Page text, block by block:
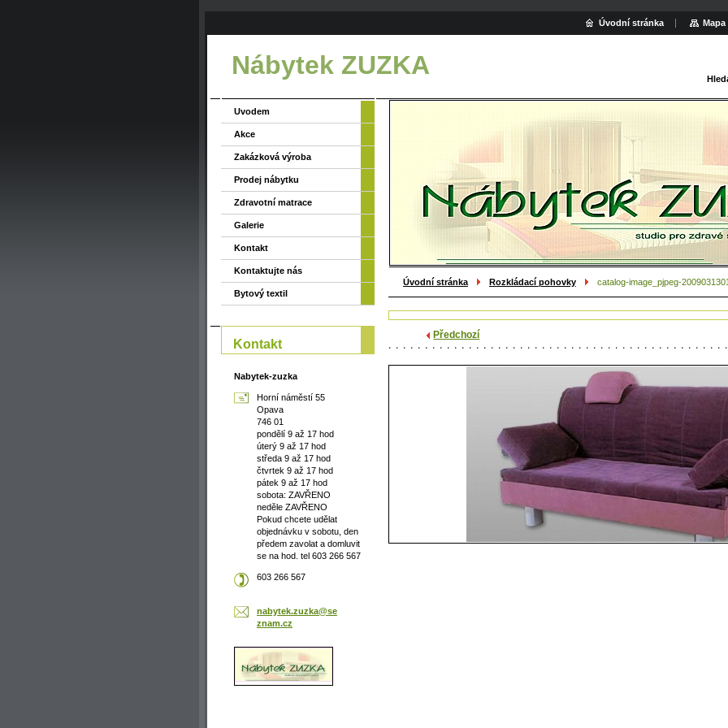
Nábytek ZUZKA
Úvodní stránka Rozkládací pohovky catalog-image_pjpeg-
Předchozí
Uvodem
Akce
Zakázková výroba
Prodej nábytku
Zdravotní matrace
Galerie
Kontakt
Kontaktujte nás
Bytový textil
Kontakt
Nabytek-zuzka
Horní náměstí 55
Opava
746 01
pondělí 9 až 17 hod
úterý 9 až 17 hod
středa 9 až 17 hod
čtvrtek 9 až 17 hod
pátek 9 až 17 hod
sobota: ZAVŘENO
neděle ZAVŘENO
Pokud chcete udělat
objednávku v sobotu, den
předem zavolat a domluvit
se na hod. tel 603 266 567
603 266 567
nabytek.zuzka@se
znam.cz
Úvodní stránka